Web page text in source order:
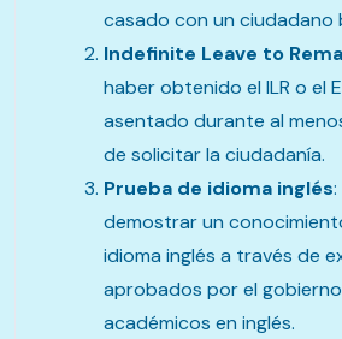
casado con un ciudadano
Indefinite Leave to
haber obtenido el ILR o el
asentado durante al
de solicitar la ciudadanía.
Prueba de idioma inglés
demostrar un
idioma inglés a través de
aprobados por el
académicos en inglés.